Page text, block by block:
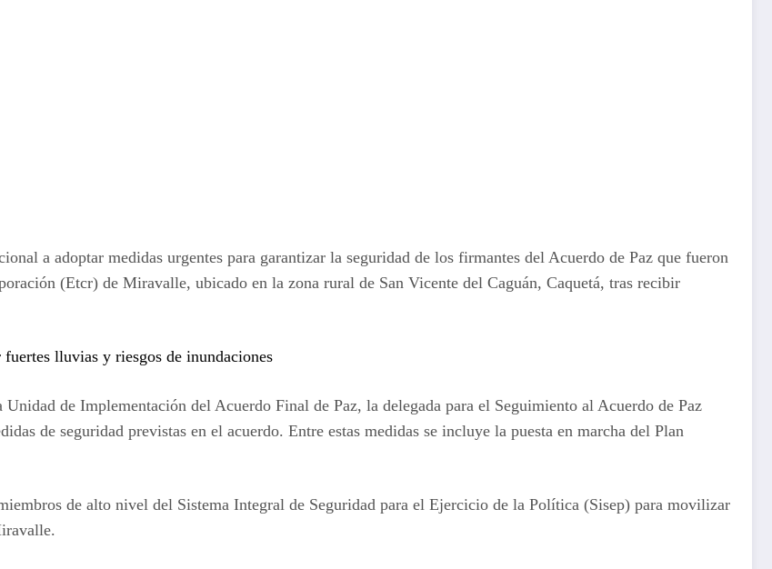
a adoptar medidas urgentes para garantizar la seguridad de los firmantes del Acuerdo de Paz que fueron
(Etcr) de Miravalle, ubicado en la zona rural de San Vicente del Caguán, Caquetá, tras recibir
lluvias y riesgos de inundaciones
de Implementación del Acuerdo Final de Paz, la delegada para el Seguimiento al Acuerdo de Paz
de seguridad previstas en el acuerdo. Entre estas medidas se incluye la puesta en marcha del Plan
de alto nivel del Sistema Integral de Seguridad para el Ejercicio de la Política (Sisep) para movilizar